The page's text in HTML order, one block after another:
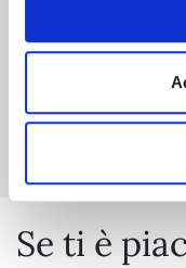
Se ti è